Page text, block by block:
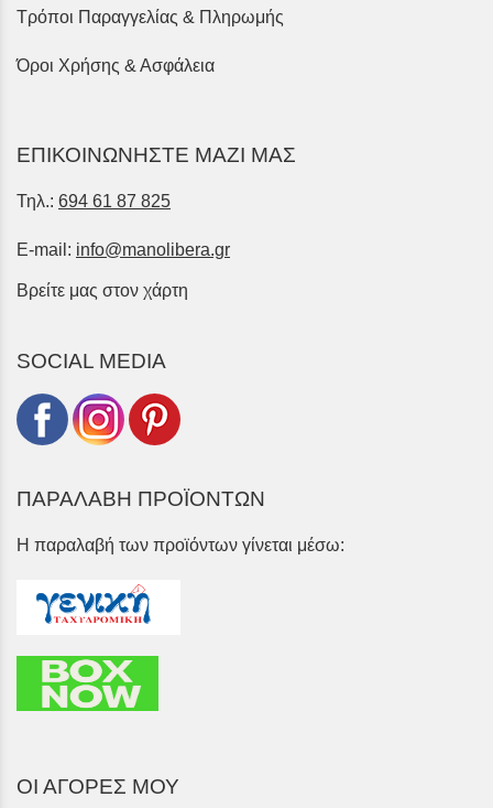
Τρόποι Παραγγελίας & Πληρωμής
Όροι Χρήσης & Ασφάλεια
ΕΠΙΚΟΙΝΩΝΗΣΤΕ ΜΑΖΙ ΜΑΣ
Τηλ.: 694 61 87 825
E-mail: info@manolibera.gr
Βρείτε μας στον χάρτη
SOCIAL MEDIA
ΠΑΡΑΛΑΒΗ ΠΡΟΪΟΝΤΩΝ
Η παραλαβή των προϊόντων γίνεται μέσω:
ΟΙ ΑΓΟΡΕΣ ΜΟΥ